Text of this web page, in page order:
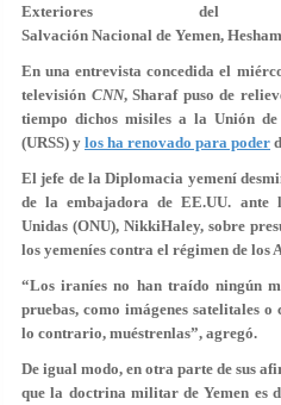
Exteriores
Salvación Nacional de Yemen,
En una entrevista concedida el
televisión CNN, Sharaf puso de
tiempo dichos misiles a la Unión de
(URSS) y los ha renovado para poder
El jefe de la Diplomacia yemení
de la embajadora de EE.UU. ante
Unidas (ONU), NikkiHaley, sobre
los yemeníes contra el régimen de los
“Los iraníes no han traído ningún
pruebas, como imágenes satelitales
lo contrario, muéstrenlas”, agregó.
De igual modo, en otra parte de sus
que la doctrina militar de Yemen es